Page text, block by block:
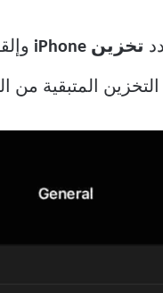
تخزين iPhone
المتبقية من